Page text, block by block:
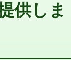
円+材料費
供しま